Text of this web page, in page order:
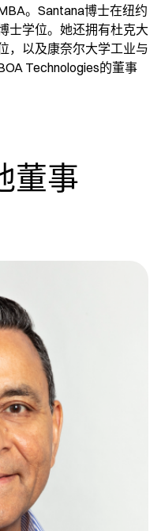
。Santana博士在纽约
士学位。她还拥有杜克大
，以及康奈尔大学工业与
Technologies的董事
董事